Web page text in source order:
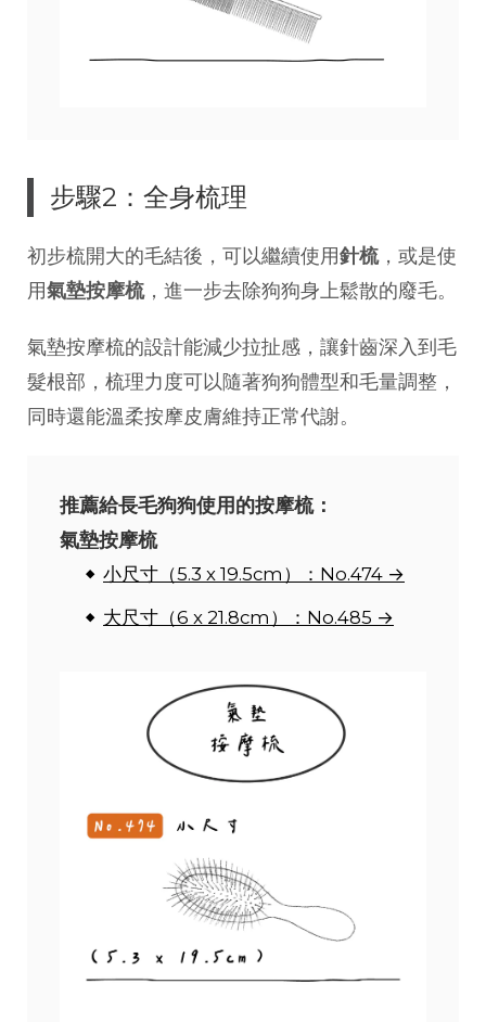
步驟2：全身梳理
初步梳開大的毛結後，可以繼續使用針梳，或是使
用氣墊按摩梳，進一步去除狗狗身上鬆散的廢毛。
氣墊按摩梳的設計能減少拉扯感，讓針齒深入到毛
髮根部，梳理力度可以隨著狗狗體型和毛量調整，
同時還能溫柔按摩皮膚維持正常代謝。
推薦給長毛狗狗使用的按摩梳：
氣墊按摩梳
小尺寸（5.3 x 19.5cm）：No.474 →
大尺寸（6 x 21.8cm）：No.485 →